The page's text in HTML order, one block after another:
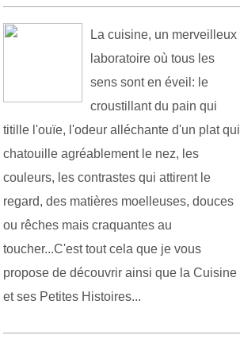
La cuisine, un merveilleux
laboratoire où tous les
sens sont en éveil: le
croustillant du pain qui
titille l'ouïe, l'odeur alléchante d'un plat qui
chatouille agréablement le nez, les
couleurs, les contrastes qui attirent le
regard, des matières moelleuses, douces
ou rêches mais craquantes au
toucher...C'est tout cela que je vous
propose de découvrir ainsi que la Cuisine
et ses Petites Histoires...